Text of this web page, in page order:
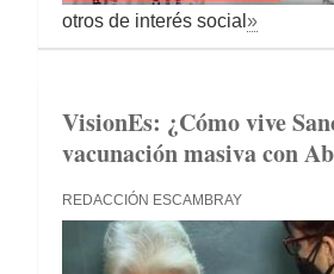
otros de interés social »
VisionEs: ¿Cómo vive
vacunación masiva con
REDACCIÓN ESCAMBRAY